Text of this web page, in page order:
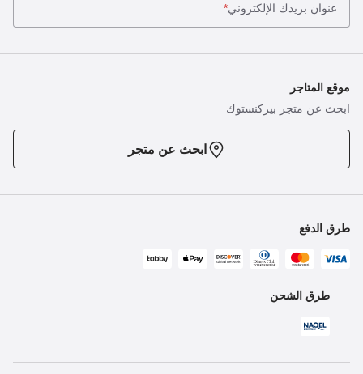
عنوان بريدك الإلكتروني*
موقع المتاجر
ابحث عن متجر بيركنستوك
ابحث عن متجر
طرق الدفع
طرق الشحن